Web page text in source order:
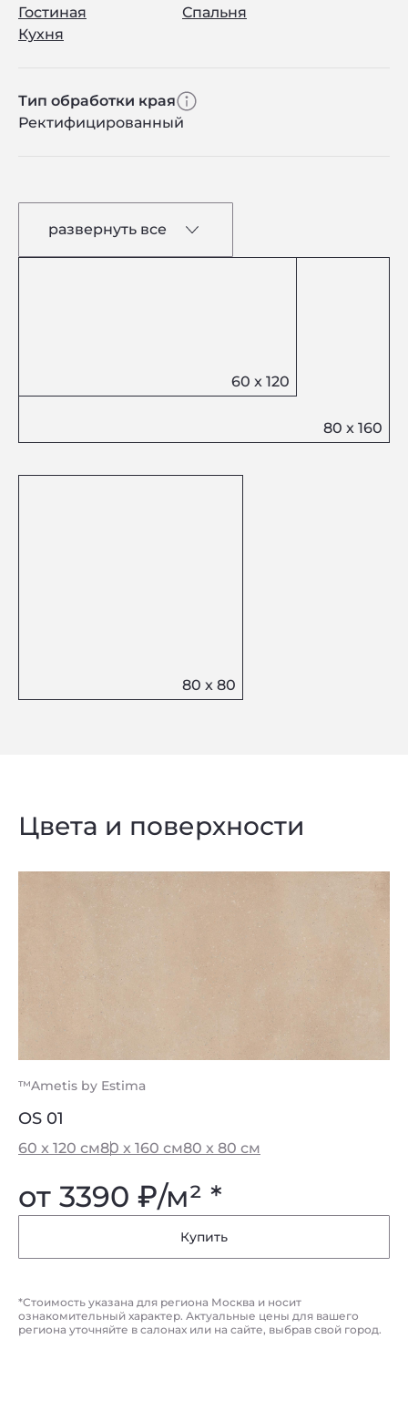
Гостиная
Спальня
Кухня
Тип обработки края
Ректифицированный
развернуть все
Цвета и поверхности
™Ametis by Estima
OS 01
60 x 120 см80 x 160 см80 x 80 см
от 3390 ₽/м² *
Купить
*Стоимость указана для региона Москва и носит
ознакомительный характер. Актуальные цены для вашего
региона уточняйте в салонах или на сайте, выбрав свой город.